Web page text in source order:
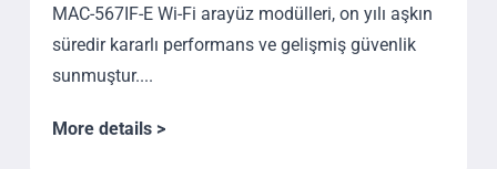
MAC-567IF-E Wi-Fi arayüz modülleri, on yılı aşkın
süredir kararlı performans ve gelişmiş güvenlik
sunmuştur....
More details >